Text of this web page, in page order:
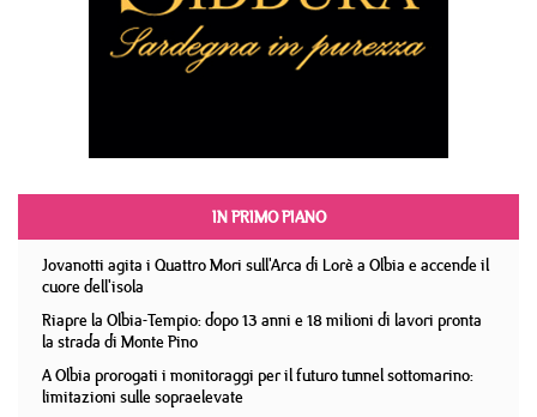
IN PRIMO PIANO
Jovanotti agita i Quattro Mori sull'Arca di Lorè a Olbia e accende il
cuore dell'isola
Riapre la Olbia-Tempio: dopo 13 anni e 18 milioni di lavori pronta
la strada di Monte Pino
A Olbia prorogati i monitoraggi per il futuro tunnel sottomarino:
limitazioni sulle sopraelevate